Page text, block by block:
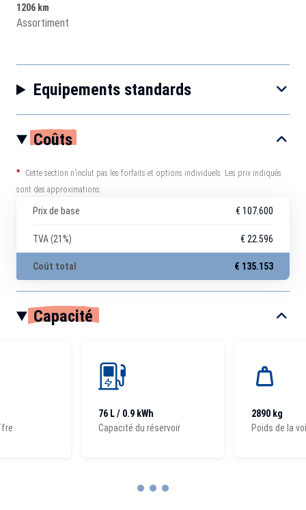
1206 km
Assortiment
Equipements standards
Coûts
*
Cette section n’inclut pas les forfaits et options individuels. Les prix indiqués
sont des approximations.
Prix de base € 107.600
TVA (21%) € 22.596
Coût total € 135.153
Capacité
76 L / 0.9 kWh
Capacité du réservoir
2890 kg
Poids de la